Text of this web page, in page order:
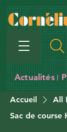
Actualités I
Accueil
All
Sac de course